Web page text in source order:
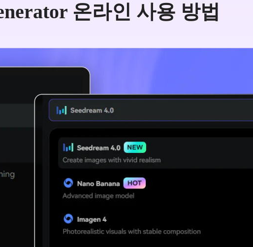
온라인 사용 방법